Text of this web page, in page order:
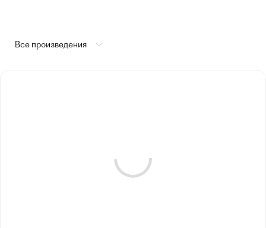
Все произведения